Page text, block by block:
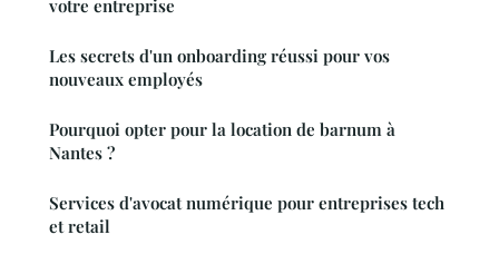
votre entreprise
Les secrets d'un onboarding réussi pour vos
nouveaux employés
Pourquoi opter pour la location de barnum à
Nantes ?
Services d'avocat numérique pour entreprises tech
et retail